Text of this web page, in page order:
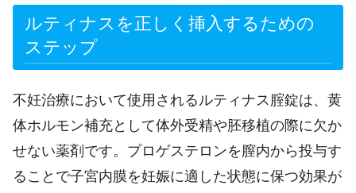
ルティナスを正しく挿入するための
ステップ
不妊治療において使用されるルティナス腟錠は、黄
体ホルモン補充として体外受精や胚移植の際に欠か
せない薬剤です。プロゲステロンを膣内から投与す
ることで子宮内膜を妊娠に適した状態に保つ効果が